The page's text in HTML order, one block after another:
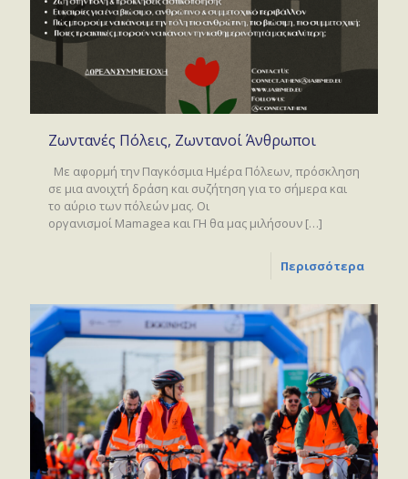
Ζωντανές Πόλεις, Ζωντανοί Άνθρωποι
Με αφορμή την Παγκόσμια Ημέρα Πόλεων, πρόσκληση
σε μια ανοιχτή δράση και συζήτηση για το σήμερα και
το αύριο των πόλεών μας. Οι
οργανισμοί Mamagea και ΓΗ θα μας μιλήσουν […]
Περισσότερα